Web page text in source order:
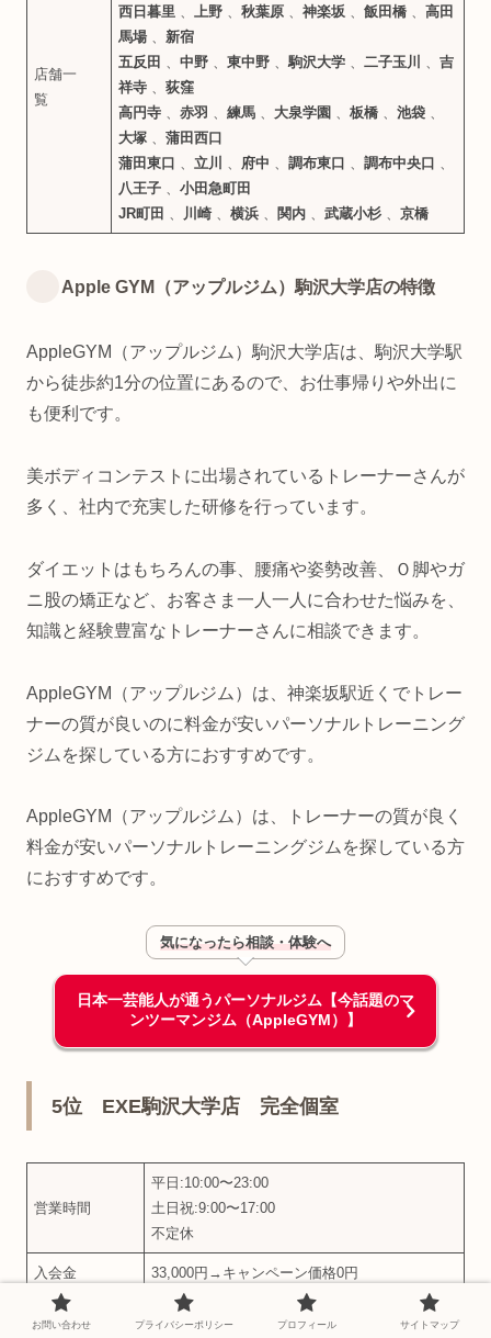
店舗一
覧
西日暮里 、上野 、秋葉原 、神楽坂 、飯田橋 、高田
馬場 、新宿
五反田 、中野 、東中野 、駒沢大学 、二子玉川 、吉
祥寺 、荻窪
高円寺 、赤羽 、練馬 、 大泉学園 、板橋 、池袋 、
大塚 、蒲田西口
蒲田東口 、立川 、 府中 、調布東口 、調布中央口 、
八王子 、小田急町田
JR町田 、 川崎 、横浜 、 関内 、武蔵小杉 、京橋
Apple GYM（アップルジム）駒沢大学店の特徴
AppleGYM（アップルジム）駒沢大学店は、駒沢大学駅
から徒歩約1分の位置にあるので、お仕事帰りや外出に
も便利です。
美ボディコンテストに出場されているトレーナーさんが
多く、社内で充実した研修を行っています。
ダイエットはもちろんの事、腰痛や姿勢改善、Ｏ脚やガ
ニ股の矯正など、お客さま一人一人に合わせた悩みを、
知識と経験豊富なトレーナーさんに相談できます。
AppleGYM（アップルジム）は、神楽坂駅近くでトレー
ナーの質が良いのに料金が安いパーソナルトレーニング
ジムを探している方におすすめです。
AppleGYM（アップルジム）は、トレーナーの質が良く
料金が安いパーソナルトレーニングジムを探している方
におすすめです。
気になったら相談・体験へ
日本一芸能人が通うパーソナルジム【今話題のマ
ンツーマンジム（AppleGYM）】
5位 EXE駒沢大学店 完全個室
営業時間
平日:10:00〜23:00
土日祝:9:00〜17:00
不定休
入会金 33,000円→キャンペーン価格0円
・4回コース ¥44,000(税込)
お問い合わせ プライバシーポリシー プロフィール サイトマップ